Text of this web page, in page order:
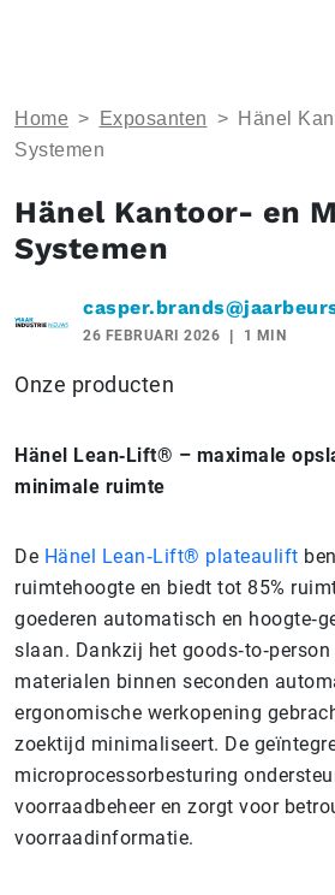
Home > Exposanten > Hänel
Systemen
Hänel Kantoor- en
Systemen
26 FEBRUARI 2026 1 MIN
Onze producten
Hänel Lean‑Lift® – maximale
minimale ruimte
De Hänel Lean‑Lift® plateaulift
ruimtehoogte en biedt tot 85%
goederen automatisch en
slaan. Dankzij het
materialen binnen seconden
ergonomische werkopening
zoektijd minimaliseert. De
microprocessorbesturing
voorraadbeheer en zorgt voor
voorraadinformatie.